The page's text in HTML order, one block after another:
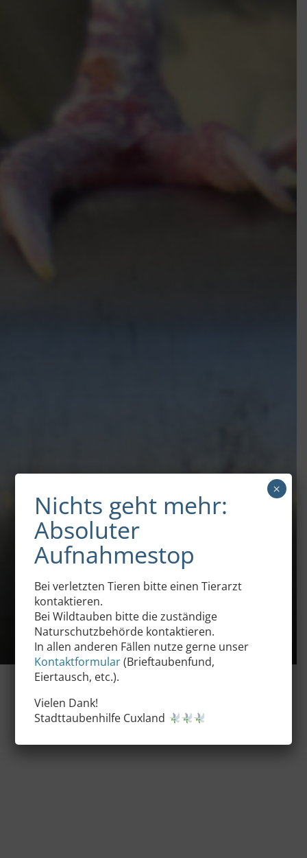
Nichts geht mehr:
Absoluter
Aufnahmestop
Bei verletzten Tieren bitte einen Tierarzt
kontaktieren.
Bei Wildtauben bitte die zuständige
Naturschutzbehörde kontaktieren.
In allen anderen Fällen nutze gerne unser
Kontaktformular(Brieftaubenfund,
Eiertausch, etc.).
Vielen Dank!
Stadttaubenhilfe Cuxland
×